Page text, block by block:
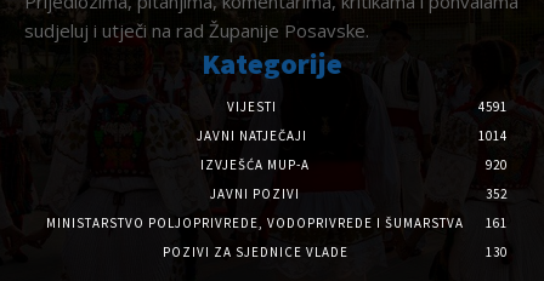
sudjeluj i utječi na rad Županije Posavske.
Kategorije
VIJESTI
4591
JAVNI NATJEČAJI
1014
IZVJEŠĆA MUP-A
920
JAVNI POZIVI
352
MINISTARSTVO POLJOPRIVREDE, VODOPRIVREDE I ŠUMARSTVA
161
POZIVI ZA SJEDNICE VLADE
130